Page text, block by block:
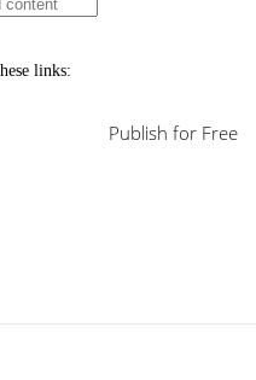
Publish for Free